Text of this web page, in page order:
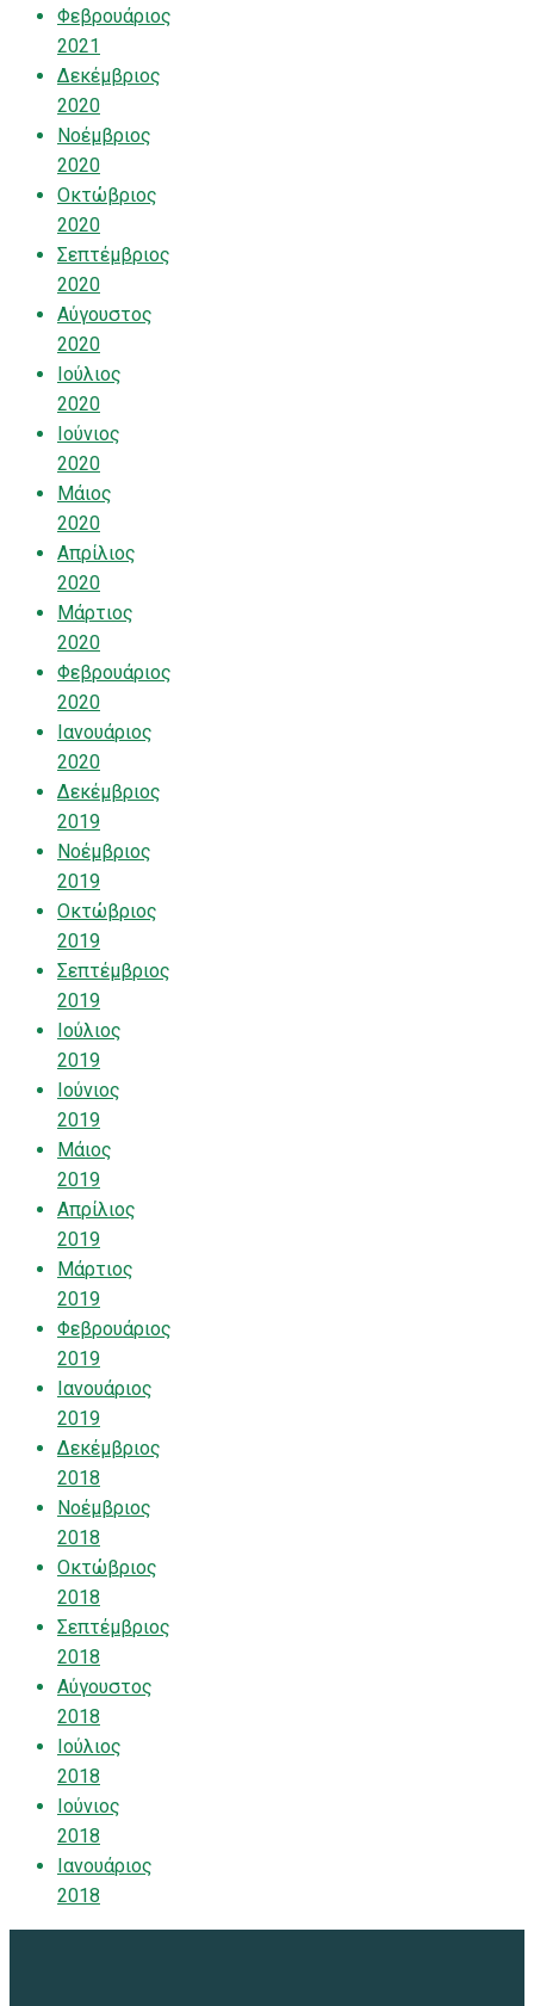
Φεβρουάριος
2021
Δεκέμβριος
2020
Νοέμβριος
2020
Οκτώβριος
2020
Σεπτέμβριος
2020
Αύγουστος
2020
Ιούλιος
2020
Ιούνιος
2020
Μάιος
2020
Απρίλιος
2020
Μάρτιος
2020
Φεβρουάριος
2020
Ιανουάριος
2020
Δεκέμβριος
2019
Νοέμβριος
2019
Οκτώβριος
2019
Σεπτέμβριος
2019
Ιούλιος
2019
Ιούνιος
2019
Μάιος
2019
Απρίλιος
2019
Μάρτιος
2019
Φεβρουάριος
2019
Ιανουάριος
2019
Δεκέμβριος
2018
Νοέμβριος
2018
Οκτώβριος
2018
Σεπτέμβριος
2018
Αύγουστος
2018
Ιούλιος
2018
Ιούνιος
2018
Ιανουάριος
2018